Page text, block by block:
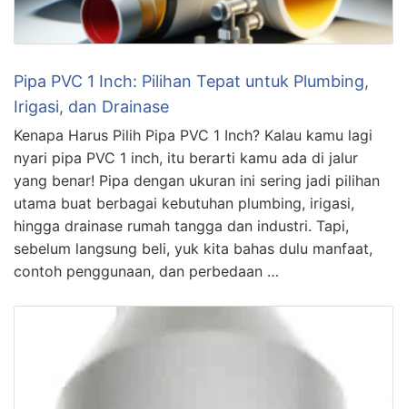
Pipa PVC 1 Inch: Pilihan Tepat untuk Plumbing,
Irigasi, dan Drainase
Kenapa Harus Pilih Pipa PVC 1 Inch? Kalau kamu lagi
nyari pipa PVC 1 inch, itu berarti kamu ada di jalur
yang benar! Pipa dengan ukuran ini sering jadi pilihan
utama buat berbagai kebutuhan plumbing, irigasi,
hingga drainase rumah tangga dan industri. Tapi,
sebelum langsung beli, yuk kita bahas dulu manfaat,
contoh penggunaan, dan perbedaan …